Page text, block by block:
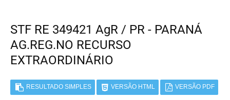
STF RE 349421 AgR / PR - PARANÁ
AG.REG.NO RECURSO
EXTRAORDINÁRIO
RESULTADO SIMPLES VERSÃO HTML VERSÃO PDF